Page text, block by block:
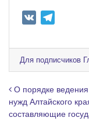
e
g
r
a
m
Для подписчиков
Навигация
О порядке ведения
нужд Алтайского
составляющие